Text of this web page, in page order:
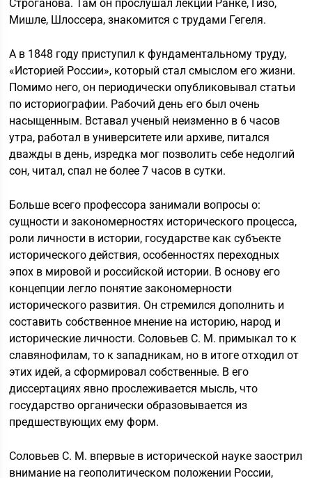
Строганова. Там он прослушал лекции Ранке, Гизо,
Мишле, Шлоссера, знакомится с трудами Гегеля.
А в 1848 году приступил к фундаментальному труду,
«Историей России», который стал смыслом его жизни.
Помимо него, он периодически опубликовывал статьи
по историографии. Рабочий день его был очень
насыщенным. Вставал ученый неизменно в 6 часов
утра, работал в университете или архиве, питался
дважды в день, изредка мог позволить себе недолгий
сон, читал, спал не более 7 часов в сутки.
Больше всего профессора занимали вопросы о:
сущности и закономерностях исторического процесса,
роли личности в истории, государстве как субъекте
исторического действия, особенностях переходных
эпох в мировой и российской истории. В основу его
концепции легло понятие закономерности
исторического развития. Он стремился дополнить и
составить собственное мнение на историю, народ и
исторические личности. Соловьев С. М. примыкал то к
славянофилам, то к западникам, но в итоге отходил от
этих идей, а сформировал собственные. В его
диссертациях явно прослеживается мысль, что
государство органически образовывается из
предшествующих ему форм.
Соловьев С. М. впервые в исторической науке заострил
внимание на геополитическом положении России,